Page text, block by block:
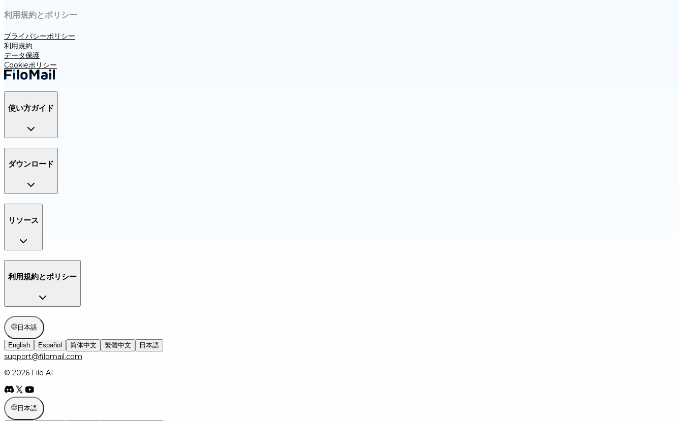
利用規約とポリシー
プライバシーポリシー
利用規約
データ保護
Cookieポリシー
使い方ガイド
ダウンロード
リソース
利用規約とポリシー
日本語
English Español 简体中文 繁體中文 日本語
support@filomail.com
© 2026 Filo AI
日本語